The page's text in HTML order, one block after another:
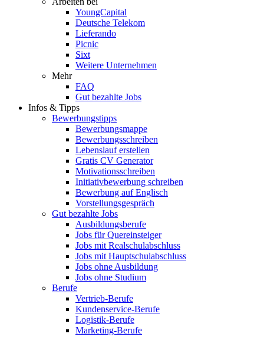
YoungCapital
Deutsche Telekom
Lieferando
Picnic
Sixt
Weitere Unternehmen
Mehr
FAQ
Gut bezahlte Jobs
Infos & Tipps
Bewerbungstipps
Bewerbungsmappe
Bewerbungsschreiben
Lebenslauf erstellen
Gratis CV Generator
Motivationsschreiben
Initiativbewerbung schreiben
Bewerbung auf Englisch
Vorstellungsgespräch
Gut bezahlte Jobs
Ausbildungsberufe
Jobs für Quereinsteiger
Jobs mit Realschulabschluss
Jobs mit Hauptschulabschluss
Jobs ohne Ausbildung
Jobs ohne Studium
Berufe
Vertrieb-Berufe
Kundenservice-Berufe
Logistik-Berufe
Marketing-Berufe